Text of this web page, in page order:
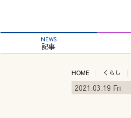
NEWS
記事
HOME くらし
2021.03.19 Fri